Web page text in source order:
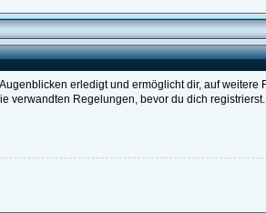
erledigt und ermöglicht dir, auf
Regelungen, bevor du dich